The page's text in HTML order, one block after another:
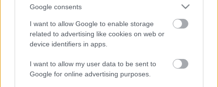
Google consents
I want to allow Google to enable storage
related to advertising like cookies on web or
device identifiers in apps.
I want to allow my user data to be sent to
Google for online advertising purposes.
lehet a parlamenti többség” – idézte fel. Nem
bánta meg, hogy nem lépett vissza, mert a
kutatások alapján úgy látta, nem veszélyezteti a
tudomásul veszi, és bár ez a felhatalmazás most